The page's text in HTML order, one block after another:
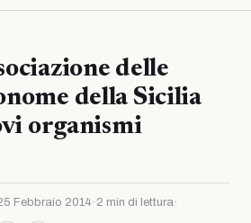
delle
della Sicilia
organismi
Febbraio 2014 · 2 min di lettura·